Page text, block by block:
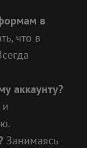
в
что в
аккаунту?
Занимаясь